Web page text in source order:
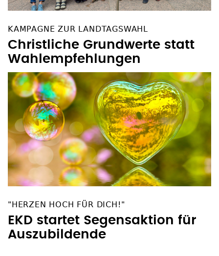
KAMPAGNE ZUR LANDTAGSWAHL
Christliche Grundwerte statt
Wahlempfehlungen
"HERZEN HOCH FÜR DICH!"
EKD startet Segensaktion für
Auszubildende